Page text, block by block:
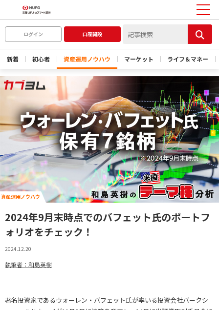
ログイン 口座開設
新着 初心者 資産運用ノウハウ マーケット ライフ＆マネー
資産運用ノウハウ
2024年9月末時点でのバフェット氏のポートフ
ォリオをチェック！
2024.12.20
執筆者：和島英樹
著名投資家であるウォーレン・バフェット氏が率いる投資会社バークシ